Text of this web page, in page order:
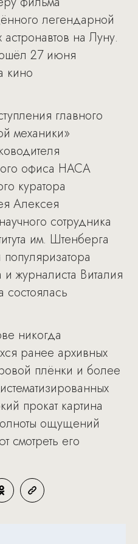
легендарной
на Луну.
27 июня
кино
главного
механики»
офиса НАСА
куратора
Алексея
сотрудника
им. Штенберга
журналиста Виталия
никогда
ранее архивных
плёнки и более
прокат картина
ощущений
смотреть его